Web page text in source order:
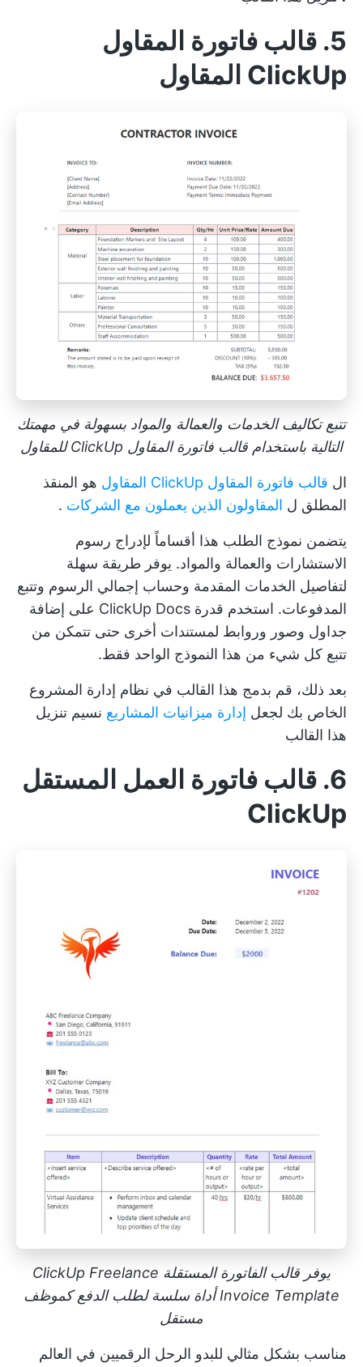
5. قالب فاتورة المقاول
ClickUp المقاول
تتبع تكاليف الخدمات والعمالة والمواد بسهولة في مهمتك
التالية باستخدام قالب فاتورة المقاول ClickUp للمقاول
ال قالب فاتورة المقاول ClickUp المقاول
هو المنقذ
المطلق ل المقاولون الذين يعملون مع الشركات .
يتضمن نموذج الطلب هذا أقساماً لإدراج رسوم
الاستشارات والعمالة والمواد. يوفر طريقة سهلة
لتفاصيل الخدمات المقدمة وحساب إجمالي الرسوم وتتبع
المدفوعات. استخدم قدرة ClickUp Docs على إضافة
جداول وصور وروابط لمستندات أخرى حتى تتمكن من
تتبع كل شيء من هذا النموذج الواحد فقط.
بعد ذلك، قم بدمج هذا القالب في نظام إدارة المشروع
الخاص بك لجعل إدارة ميزانيات المشاريع نسيم تنزيل
هذا القالب
6. قالب فاتورة العمل المستقل
ClickUp
يوفر قالب الفاتورة المستقلة ClickUp Freelance
Invoice Template أداة سلسة لطلب الدفع كموظف
مستقل
مناسب بشكل مثالي للبدو الرحل الرقميين في العالم